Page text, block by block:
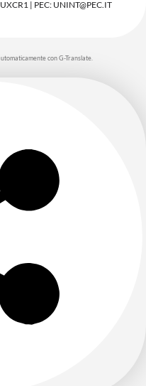
| PEC: UNINT@PEC.IT
con G-Translate.